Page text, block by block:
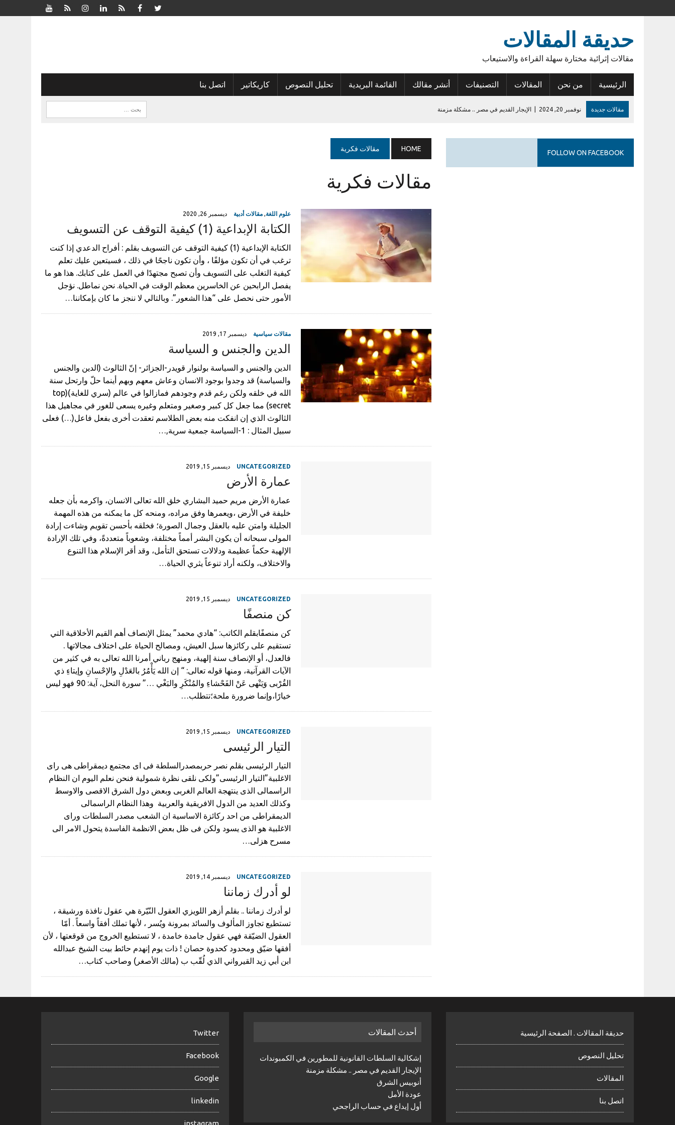
حديقة المقالات
مقالات إثرائية مختارة سهلة القراءة والاستيعاب
الرئيسية من نحن المقالات التصنيفات أنشر مقالك القائمة البريدية تحليل النصوص كاريكاتير اتصل بنا
مقالات جديدة نوفمبر 20, 2024 الإيجار القديم في مصر .. مشكلة مزمنة
HOME مقالات فكرية
مقالات فكرية
علوم اللغة,مقالات أدبية ديسمبر 26, 2020
الكتابة الإبداعية (1) كيفية التوقف عن التسويف
الكتابة الإبداعية (1) كيفية التوقف عن التسويف بقلم : أفراح الدعدي إذا كنت
ترغب في أن تكون مؤلفًا ، وأن تكون ناجحًا في ذلك ، فسيتعين عليك تعلم
كيفية التغلب على التسويف وأن تصبح مجتهدًا في العمل على كتابك. هذا هو ما
يفصل الرابحين عن الخاسرين معظم الوقت في الحياة. نحن نماطل. نؤجل
الأمور حتى نحصل على “هذا الشعور”. وبالتالي لا ننجز ما كان بإمكاننا…
مقالات سياسية ديسمبر 17, 2019
الدين والجنس و السياسة
الدين والجنس و السياسة بولنوار قويدر-الجزائر- إنّ الثالوث (الدين والجنس
والسياسة) قد وجدوا بوجود الانسان وعاش معهم وبهم أينما حلّ وارتحل سنة
الله في خلقه ولكن رغم قدم وجودهم فمازالوا في عالم (سري للغاية)(top
secret) مما جعل كل كبير وصغير ومتعلم وغيره يسعى للغور في مجاهيل هذا
الثالوث الذي إن انفكت منه بعض الطلاسم تعقدت أخرى بفعل فاعل(…) فعلى
سبيل المثال : 1-السياسة جمعية سرية,…
UNCATEGORIZED ديسمبر 15, 2019
عمارة الأرض
عمارة الأرض مريم حميد البشاري خلق الله تعالى الانسان، واكرمه بأن جعله
خليفة في الأرض ،ويعمرها وفق مراده، ومنحه كل ما يمكنه من هذه المهمة
الجليلة وامتن عليه بالعقل وجمال الصورة؛ فخلقه بأحسن تقويم وشاءت إرادة
المولى سبحانه أن يكون البشر أمماً مختلفة، وشعوباً متعددةً، وفي تلك الإرادة
الإلهية حكماً عظيمة ودلالات تستحق التأمل، وقد أقر الإسلام هذا التنوع
والاختلاف، ولكنه أراد تنوعاً يثري الحياة…
UNCATEGORIZED ديسمبر 15, 2019
كن منصفًا
كن منصفًابقلم الكاتب: “هادي محمد” يمثل الإنصاف أهم القيم الأخلاقية التي
تستقيم على ركائزها سبل العيش، ومصالح الحياة على اختلاف مجالاتها .
فالعدل، أو الإنصاف سنة إلهية، ومنهج رباني أمرنا الله تعالى به في كثير من
الآيات القرآنية، ومنها قوله تعالى: “ إن الله يَأْمُرُ بالعَدْلِ والإحْسانِ وإيتاءِ ذي
القُرْبى وَيَنْهى عَنْ الفَحْشاءِ والمُنْكَرِ والبَغْي …” سورة النحل، آية: 90 فهو ليس
خيارًا،وإنما ضرورة ملحة؛تتطلب…
UNCATEGORIZED ديسمبر 15, 2019
التيار الرئيسى
التيار الرئيسى بقلم نصر حربمصدرالسلطة فى اى مجتمع ديمقراطى هى راى
الاغلبية”التيار الرئيسى”ولكى نلقى نظرة شمولية فنحن نعلم اليوم ان النظام
الراسمالى الذى ينتهجة العالم الغربى وبعض دول الشرق الاقصى والاوسط
وكذلك العديد من الدول الافريقية والعربية وهذا النظام الراسمالى
الديمقراطى من احد ركائزة الاساسية ان الشعب مصدر السلطات وراى
الاغلبية هو الذى يسود ولكن فى ظل بعض الانظمة الفاسدة يتحول الامر الى
مسرح هزلى…
UNCATEGORIZED ديسمبر 14, 2019
لو أدرك زماننا
لو أدرك زماننا .. بقلم أزهر اللويزي العقول النّيّرة هي عقول نافذة ورشيقة ،
تستطيع تجاوز المألوف والسائد بمرونة ويُسر ، لأنها تملك أفقاً واسعاً . أمّا
العقول الضيّقة فهي عقول جامدة خامدة ، لا تستطيع الخروج من قوقعتها ، لأن
أفقها ضيّق ومحدود كحدوة حصان ! ذات يوم إنهدم حائط بيت الشيخ عبدالله
ابن أبي زيد القيرواني الذي لُقّب ب (مالك الأصغر) وصاحب كتاب…
FOLLOW ON FACEBOOK
حديقة المقالات . الصفحة الرئيسية
تحليل النصوص
المقالات
اتصل بنا
أحدث المقالات
إشكالية السلطات القانونية للمطورين في الكمبوندات
الإيجار القديم في مصر .. مشكلة مزمنة
أنوبيس الشرق
عودة الأمل
أول إيداع في حساب الراجحي
Twitter
Facebook
Google
linkedin
instagram